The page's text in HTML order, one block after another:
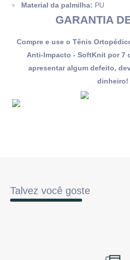
Material da palmilha: PU
GARANTIA
Compre e use o Tênis
Anti-Impacto - SoftKnit por 7
apresentar algum defeito,
dinheiro!
Talvez você goste